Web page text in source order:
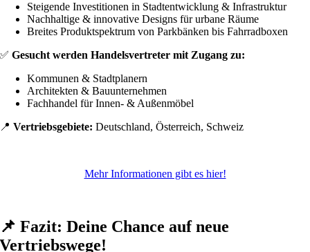
Steigende Investitionen in Stadtentwicklung & Infrastruktur
Nachhaltige & innovative Designs für urbane Räume
Breites Produktspektrum von Parkbänken bis Fahrradboxen
✅Gesucht werden Handelsvertreter mit Zugang zu:
Kommunen & Stadtplanern
Architekten & Bauunternehmen
Fachhandel für Innen- & Außenmöbel
📍Vertriebsgebiete: Deutschland, Österreich, Schweiz
Mehr Informationen gibt es hier!
📌 Fazit: Deine Chance auf neue
Vertriebswege!